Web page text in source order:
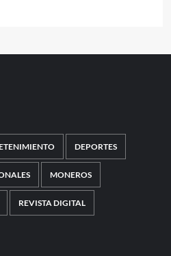
DEPORTES
MONEROS
REVISTA DIGITAL